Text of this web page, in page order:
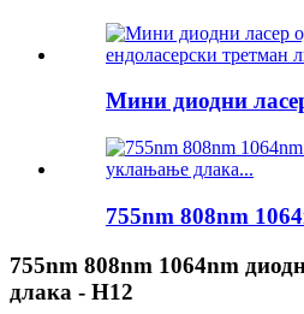
Мини диодни
755nm 808nm
755nm 808nm 1064nm
длака - H12